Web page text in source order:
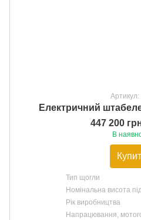
Артикул:
Електричний
447 200
В
Тип щогли
Номінальна висота
Рік виробництва
Напрацювання,